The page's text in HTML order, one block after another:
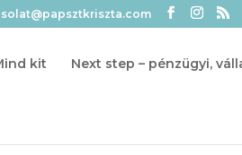
kit Next step – pénzügyi,